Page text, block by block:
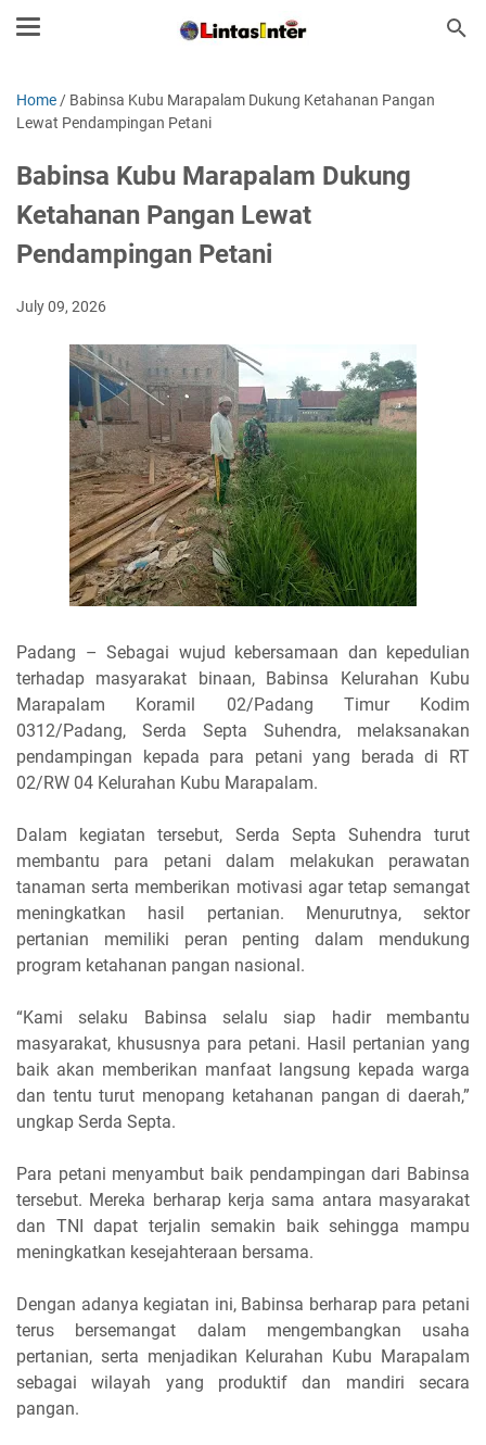
Home / Babinsa Kubu Marapalam Dukung Ketahanan Pangan
Lewat Pendampingan Petani
Babinsa Kubu Marapalam Dukung
Ketahanan Pangan Lewat
Pendampingan Petani
July 09, 2026
Padang – Sebagai wujud kebersamaan dan kepedulian
terhadap masyarakat binaan, Babinsa Kelurahan Kubu
Marapalam Koramil 02/Padang Timur Kodim
0312/Padang, Serda Septa Suhendra, melaksanakan
pendampingan kepada para petani yang berada di RT
02/RW 04 Kelurahan Kubu Marapalam.
Dalam kegiatan tersebut, Serda Septa Suhendra turut
membantu para petani dalam melakukan perawatan
tanaman serta memberikan motivasi agar tetap semangat
meningkatkan hasil pertanian. Menurutnya, sektor
pertanian memiliki peran penting dalam mendukung
program ketahanan pangan nasional.
“Kami selaku Babinsa selalu siap hadir membantu
masyarakat, khususnya para petani. Hasil pertanian yang
baik akan memberikan manfaat langsung kepada warga
dan tentu turut menopang ketahanan pangan di daerah,”
ungkap Serda Septa.
Para petani menyambut baik pendampingan dari Babinsa
tersebut. Mereka berharap kerja sama antara masyarakat
dan TNI dapat terjalin semakin baik sehingga mampu
meningkatkan kesejahteraan bersama.
Dengan adanya kegiatan ini, Babinsa berharap para petani
terus bersemangat dalam mengembangkan usaha
pertanian, serta menjadikan Kelurahan Kubu Marapalam
sebagai wilayah yang produktif dan mandiri secara
pangan.